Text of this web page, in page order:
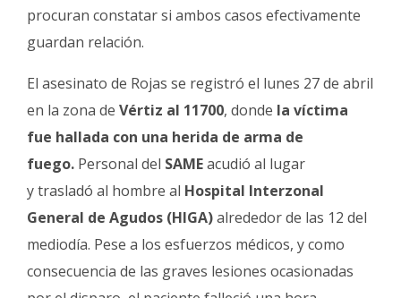
procuran constatar si ambos casos efectivamente
guardan relación.
El asesinato de Rojas se registró el lunes 27 de abril
en la zona de Vértiz al 11700, donde la víctima
fue hallada con una herida de arma de
fuego. Personal del SAMEacudió al lugar
y trasladó al hombre al Hospital Interzonal
General de Agudos (HIGA)alrededor de las 12 del
mediodía. Pese a los esfuerzos médicos, y como
consecuencia de las graves lesiones ocasionadas